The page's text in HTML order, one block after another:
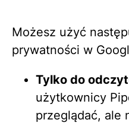
Możesz użyć
prywatności w
Tylko do
użytkownicy
przeglądać, ale